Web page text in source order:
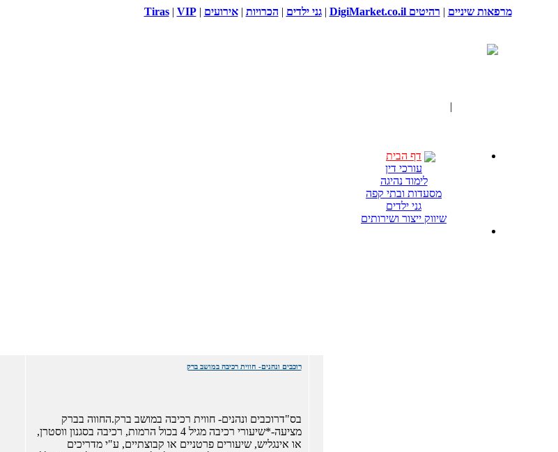
מרפאות שיניים | רהיטים DigiMarket.co.il |גני ילדים | הכרויות |אירועים |
Tiras| VIP
|
דף הבית
עורכי דין
לימוד נהיגה
מסעדות ובתי קפה
גני ילדים
שיווק ייצור ושירותים
רוכבים ונהנים- חווית רכיבה במושב ברק
בס"דרוכבים ונהנים- חווית רכיבה במושב ברק.החווה בברק
מציעה-*שיעורי רכיבה מגיל 4 בכול הרמות, רכיבה בסגנון ווסטרן,
או אינגליש, שיעורים פרטניים או קבוצתיים, ע"י מדריכים